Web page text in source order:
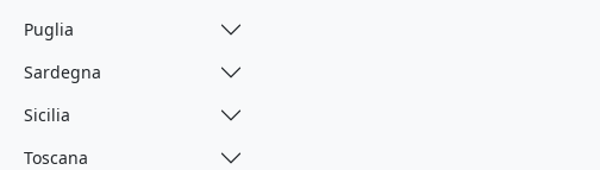
Puglia
Sardegna
Sicilia
Toscana